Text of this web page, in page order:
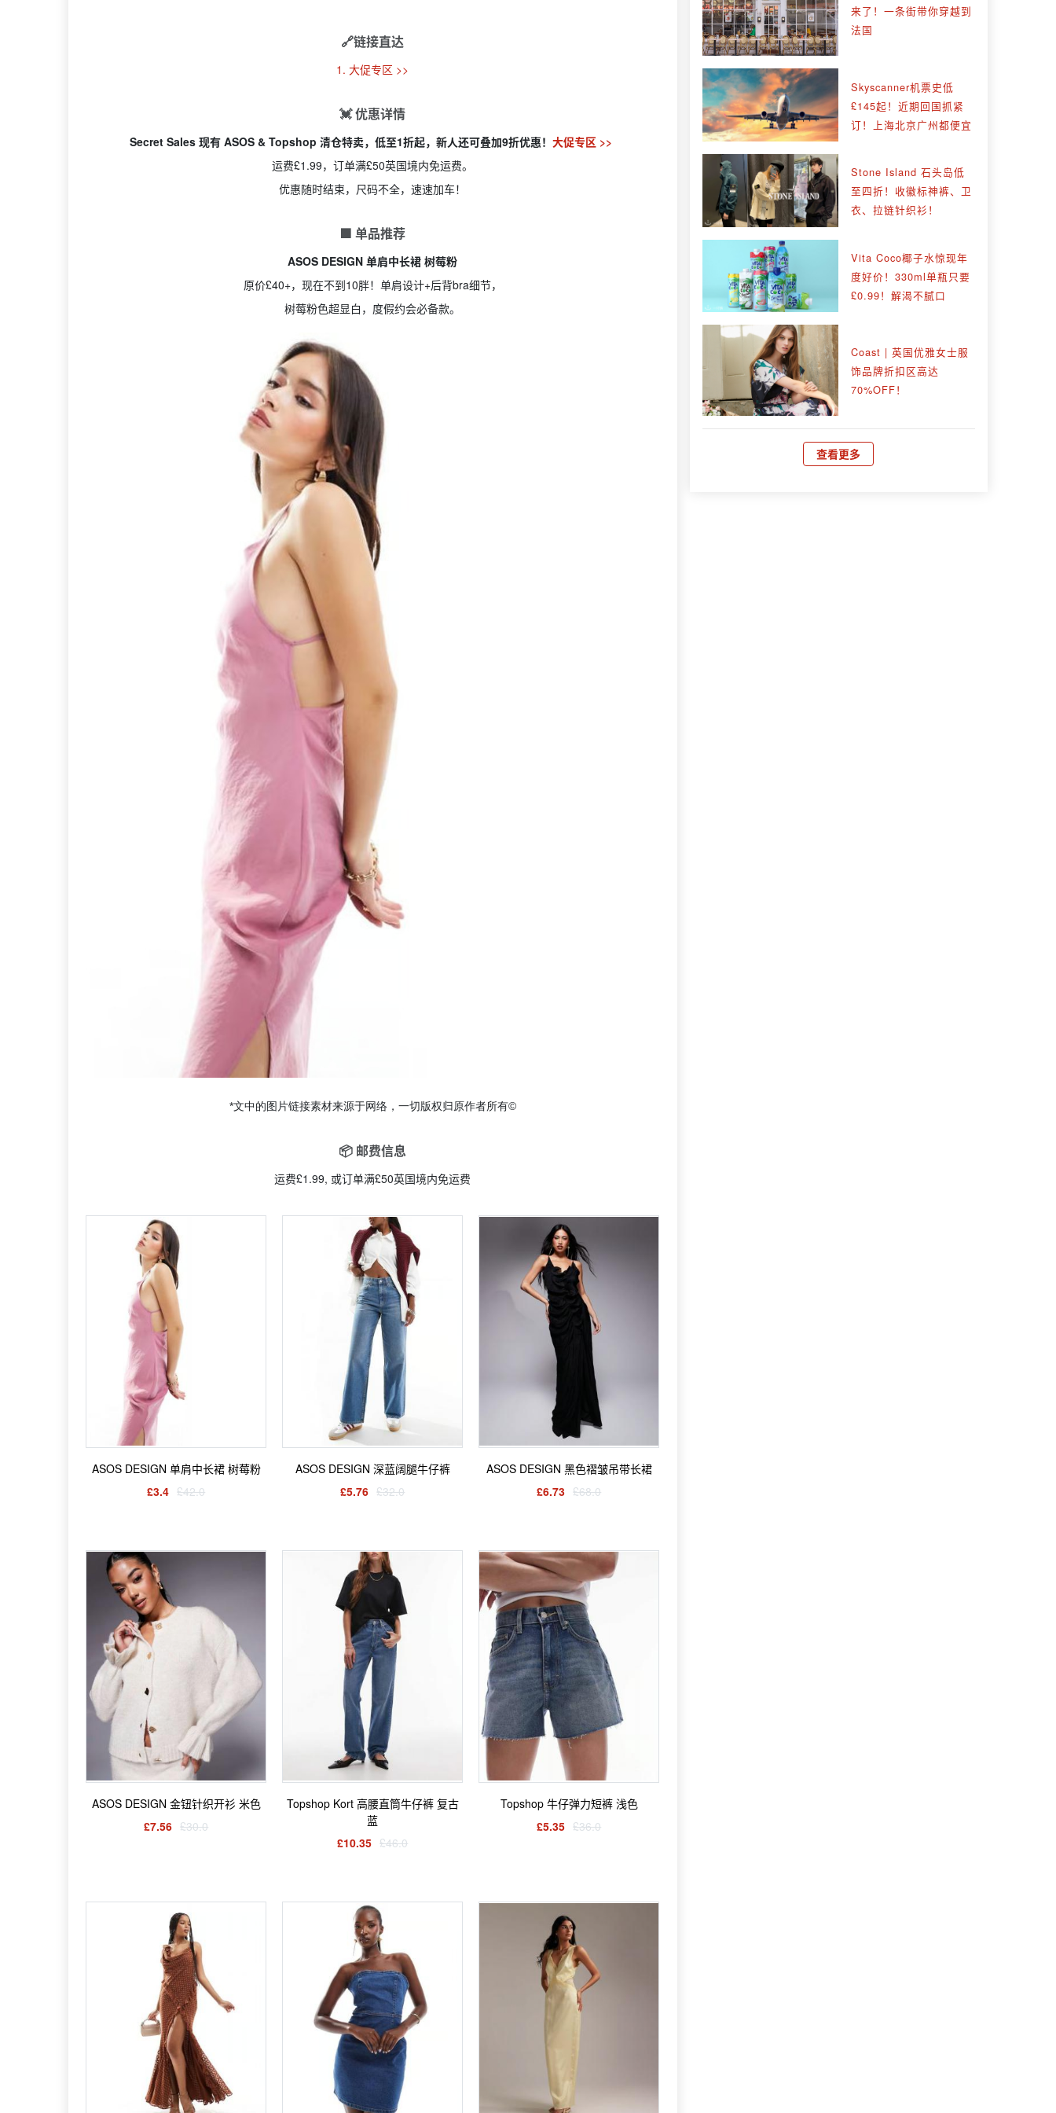
🔗链接直达
1. 大促专区 >>
💓 优惠详情
Secret Sales 现有 ASOS & Topshop 清仓特卖，低至1折起，新人还可叠加9折优惠！大促专区 >>
运费£1.99，订单满£50英国境内免运费。
优惠随时结束，尺码不全，速速加车！
🟩 单品推荐
ASOS DESIGN 单肩中长裙 树莓粉
原价£40+，现在不到10胖！单肩设计+后背bra细节，
树莓粉色超显白，度假约会必备款。
*文中的图片链接素材来源于网络，一切版权归原作者所有©
📦 邮费信息
运费£1.99, 或订单满£50英国境内免运费
ASOS DESIGN 单肩中长裙 树莓粉
£3.4 £42.0
ASOS DESIGN 深蓝阔腿牛仔裤
£5.76 £32.0
ASOS DESIGN 黑色褶皱吊带长裙
£6.73 £68.0
ASOS DESIGN 金钮针织开衫 米色
£7.56 £30.0
Topshop Kort 高腰直筒牛仔裤 复古
蓝
£10.35 £46.0
Topshop 牛仔弹力短裤 浅色
£5.35 £36.0
来了！一条街带你穿越到
法国
Skyscanner机票史低
£145起！近期回国抓紧
订！上海北京广州都便宜
Stone Island 石头岛低
至四折！收徽标神裤、卫
衣、拉链针织衫！
Vita Coco椰子水惊现年
度好价！330ml单瓶只要
£0.99！解渴不腻口
Coast | 英国优雅女士服
饰品牌折扣区高达
70%OFF！
查看更多